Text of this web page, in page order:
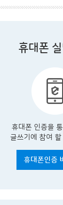
휴대폰
휴대폰 인증을
글쓰기에 참여
휴대폰인증